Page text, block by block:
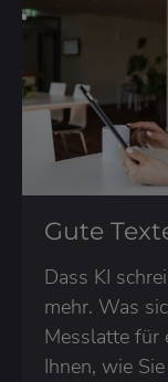
Gute
Dass KI
mehr. Was
Messlatte für
Ihnen, wie